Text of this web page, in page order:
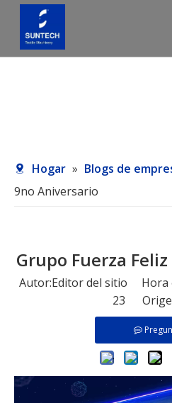
Hogar » Blogs de
9no Aniversario
Grupo Fuerza
Autor:Editor del sitio Hora
23